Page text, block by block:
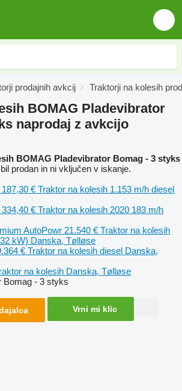
prodajnih avkcij Traktorji na kolesih
BOMAG Pladevibrator
naprodaj z avkcijo
BOMAG Pladevibrator Bomag - 3 styks
prodan in ni vključen v iskanje.
187,30 € Traktor na kolesih 1.153 m/h diesel
334,40 € Traktor na kolesih 2020 183 m/h
AutoPowr 21.540 € Traktor na kolesih
kW) Danska, Tølløse
€ Traktor na kolesih diesel Danska,
na kolesih Danska, Tølløse
Bomag - 3 styks
Vrni mi klic